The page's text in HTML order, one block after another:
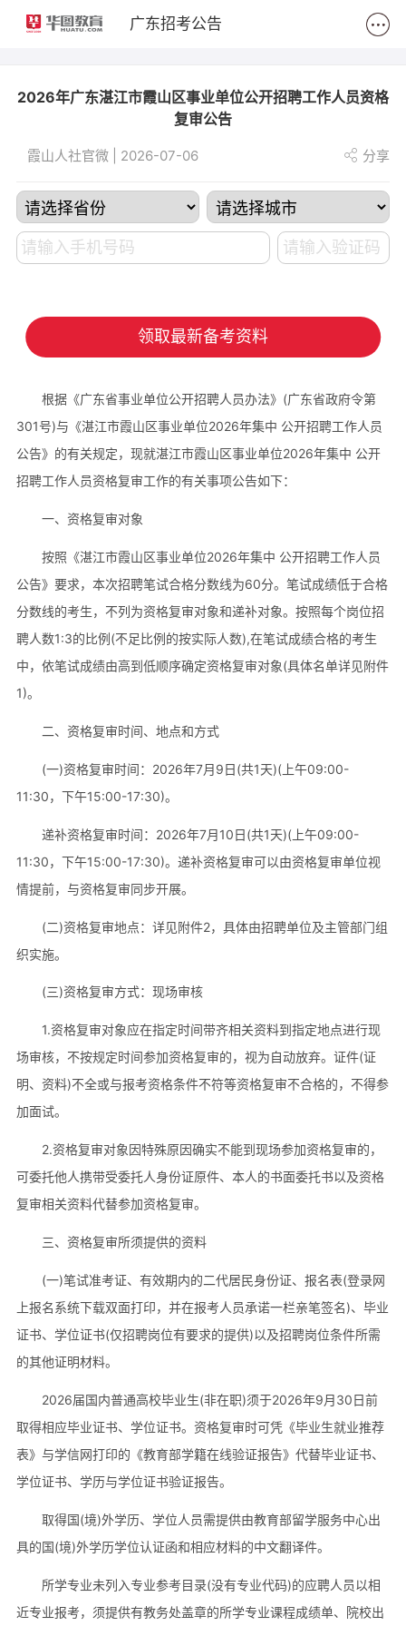
广东招考公告
2026年广东湛江市霞山区事业单位公开招聘工作人员资格
复审公告
霞山人社官微 | 2026-07-06 分享
领取最新备考资料
根据《广东省事业单位公开招聘人员办法》(广东省政府令第
301号)与《湛江市霞山区事业单位2026年集中 公开招聘工作人员
公告》的有关规定，现就湛江市霞山区事业单位2026年集中 公开
招聘工作人员资格复审工作的有关事项公告如下：
一、资格复审对象
按照《湛江市霞山区事业单位2026年集中 公开招聘工作人员
公告》要求，本次招聘笔试合格分数线为60分。笔试成绩低于合格
分数线的考生，不列为资格复审对象和递补对象。按照每个岗位招
聘人数1:3的比例(不足比例的按实际人数),在笔试成绩合格的考生
中，依笔试成绩由高到低顺序确定资格复审对象(具体名单详见附件
1)。
二、资格复审时间、地点和方式
(一)资格复审时间：2026年7月9日(共1天)(上午09:00-
11:30，下午15:00-17:30)。
递补资格复审时间：2026年7月10日(共1天)(上午09:00-
11:30，下午15:00-17:30)。递补资格复审可以由资格复审单位视
情提前，与资格复审同步开展。
(二)资格复审地点：详见附件2，具体由招聘单位及主管部门组
织实施。
(三)资格复审方式：现场审核
1.资格复审对象应在指定时间带齐相关资料到指定地点进行现
场审核，不按规定时间参加资格复审的，视为自动放弃。证件(证
明、资料)不全或与报考资格条件不符等资格复审不合格的，不得参
加面试。
2.资格复审对象因特殊原因确实不能到现场参加资格复审的，
可委托他人携带受委托人身份证原件、本人的书面委托书以及资格
复审相关资料代替参加资格复审。
三、资格复审所须提供的资料
(一)笔试准考证、有效期内的二代居民身份证、报名表(登录网
上报名系统下载双面打印，并在报考人员承诺一栏亲笔签名)、毕业
证书、学位证书(仅招聘岗位有要求的提供)以及招聘岗位条件所需
的其他证明材料。
2026届国内普通高校毕业生(非在职)须于2026年9月30日前
取得相应毕业证书、学位证书。资格复审时可凭《毕业生就业推荐
表》与学信网打印的《教育部学籍在线验证报告》代替毕业证书、
学位证书、学历与学位证书验证报告。
取得国(境)外学历、学位人员需提供由教育部留学服务中心出
具的国(境)外学历学位认证函和相应材料的中文翻译件。
所学专业未列入专业参考目录(没有专业代码)的应聘人员以相
近专业报考，须提供有教务处盖章的所学专业课程成绩单、院校出